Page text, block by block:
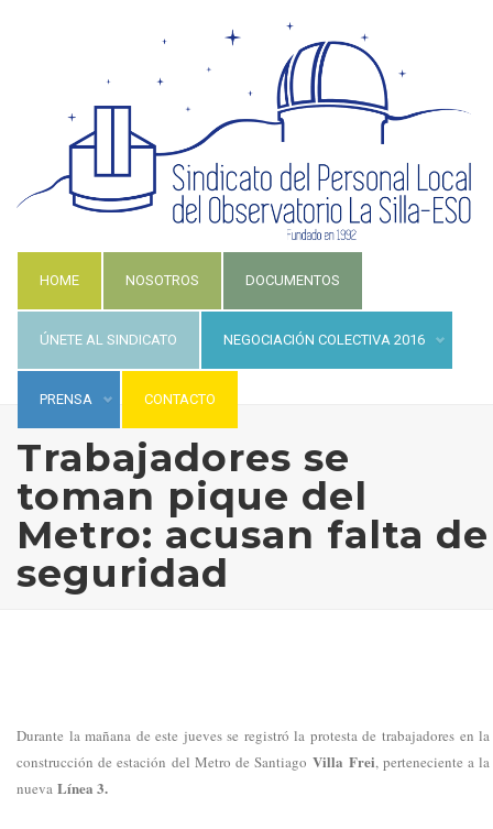
HOME NOSOTROS DOCUMENTOS
ÚNETE AL SINDICATO NEGOCIACIÓN COLECTIVA 2016
PRENSA CONTACTO
Trabajadores se
toman pique del
Metro: acusan falta de
seguridad
Durante la mañana de este jueves se registró la protesta de trabajadores en la
construcción de estación del Metro de SantiagoVilla Frei, perteneciente a la
nueva Línea 3.